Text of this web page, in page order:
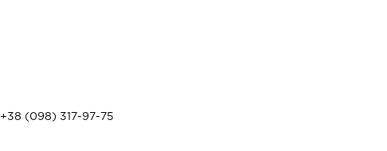
+38 (098) 317-97-75